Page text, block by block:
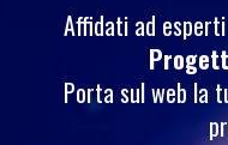
Affidati ad
Porta sul web la